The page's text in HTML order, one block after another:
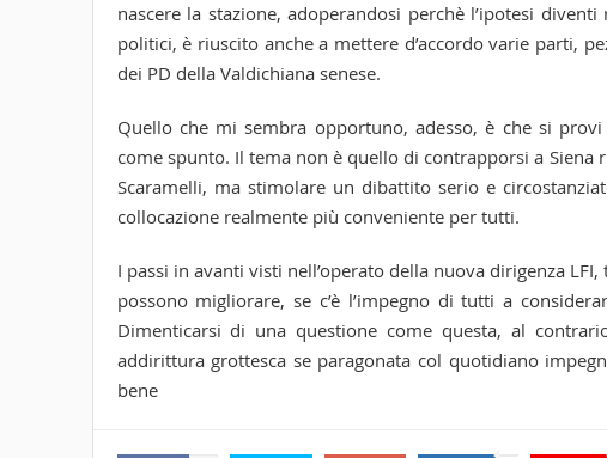
nascere la stazione, adoperandosi perchè l’ipotesi
politici, è riuscito anche a mettere d’accordo varie parti,
dei PD della Valdichiana senese.
Quello che mi sembra opportuno, adesso, è che si
come spunto. Il tema non è quello di contrapporsi a
Scaramelli, ma stimolare un dibattito serio e
collocazione realmente più conveniente per tutti.
I passi in avanti visti nell’operato della nuova dirigenza
possono migliorare, se c’è l’impegno di tutti a
Dimenticarsi di una questione come questa, al
addirittura grottesca se paragonata col quotidiano
bene